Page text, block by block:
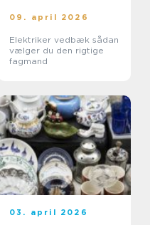
09. april 2026
Elektriker vedbæk sådan
vælger du den rigtige
fagmand
03. april 2026